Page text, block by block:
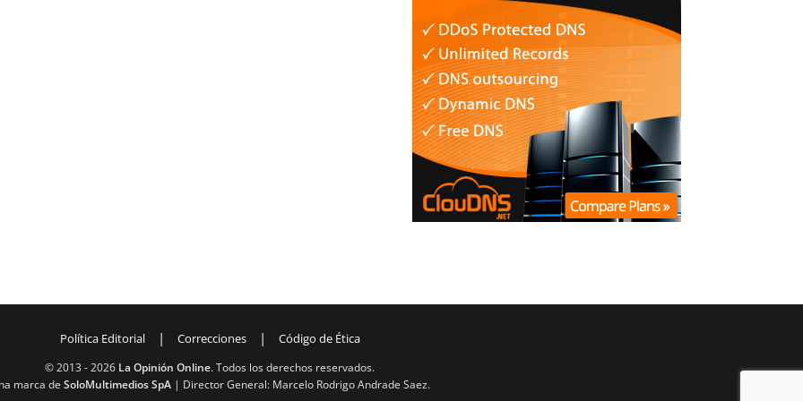
Política Editorial | Correcciones | Código de Ética
© 2013 -2026 La Opinión Online. Todos los derechos reservados.
marca de SoloMultimedios SpA| Director General: Marcelo Rodrigo Andrade Saez.